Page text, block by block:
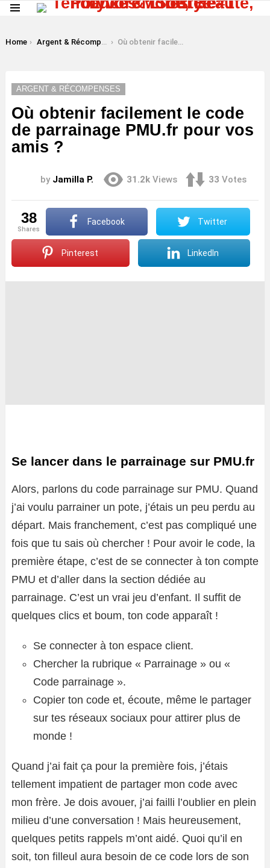
You are here:
Home Argent & Récompenses Où obtenir facilement le code de parrainage PMU.fr pour vos amis ?
ARGENT & RÉCOMPENSES
Où obtenir facilement le code
de parrainage PMU.fr pour vos
amis ?
by Jamilla P. 31.2k Views 33 Votes
38
shares
Facebook Twitter
Pinterest LinkedIn
Se lancer dans le parrainage sur PMU.fr
Alors, parlons du code parrainage sur PMU. Quand
j’ai voulu parrainer un pote, j’étais un peu perdu au
départ. Mais franchement, c’est pas compliqué une
fois que tu sais où chercher ! Pour avoir le code, la
première étape, c’est de se connecter à ton compte
PMU et d’aller dans la section dédiée au
parrainage. C’est un vrai jeu d’enfant. Il suffit de
quelques clics et boum, ton code apparaît !
Se connecter à ton espace client.
Chercher la rubrique « Parrainage » ou «
Code parrainage ».
Copier ton code et, écoute, même le partager
sur tes réseaux sociaux pour attirer plus de
monde !
Quand j’ai fait ça pour la première fois, j’étais
tellement impatient de partager mon code avec
mon frère. Je dois avouer, j’ai failli l’oublier en plein
milieu d’une conversation ! Mais heureusement,
quelques petits rappels m’ont aidé. Quoi qu’il en
soit, ton filleul aura besoin de ce code lors de son